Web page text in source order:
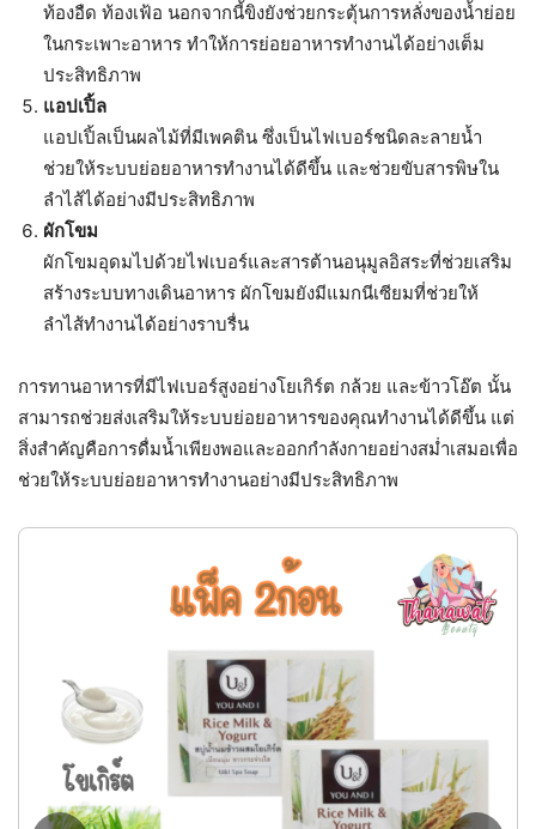
ท้องอืด ท้องเฟ้อ นอกจากนี้ขิงยังช่วยกระตุ้นการหลั่งของน้ำย่อย
ในกระเพาะอาหาร ทำให้การย่อยอาหารทำงานได้อย่างเต็ม
ประสิทธิภาพ
แอปเปิ้ล
แอปเปิ้ลเป็นผลไม้ที่มีเพคติน ซึ่งเป็นไฟเบอร์ชนิดละลายน้ำ
ช่วยให้ระบบย่อยอาหารทำงานได้ดีขึ้น และช่วยขับสารพิษใน
ลำไส้ได้อย่างมีประสิทธิภาพ
ผักโขม
ผักโขมอุดมไปด้วยไฟเบอร์และสารต้านอนุมูลอิสระที่ช่วยเสริม
สร้างระบบทางเดินอาหาร ผักโขมยังมีแมกนีเซียมที่ช่วยให้
ลำไส้ทำงานได้อย่างราบรื่น
การทานอาหารที่มีไฟเบอร์สูงอย่างโยเกิร์ต กล้วย และข้าวโอ๊ต นั้น
สามารถช่วยส่งเสริมให้ระบบย่อยอาหารของคุณทำงานได้ดีขึ้น แต่
สิ่งสำคัญคือการดื่มน้ำเพียงพอและออกกำลังกายอย่างสม่ำเสมอเพื่อ
ช่วยให้ระบบย่อยอาหารทำงานอย่างมีประสิทธิภาพ